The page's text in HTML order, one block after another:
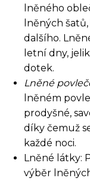
lněného
lněných
dalšího.
letní dny,
dotek.
Lněné
lněném
prodyšné,
díky čemuž
každé noci.
Lněné látky:
výběr